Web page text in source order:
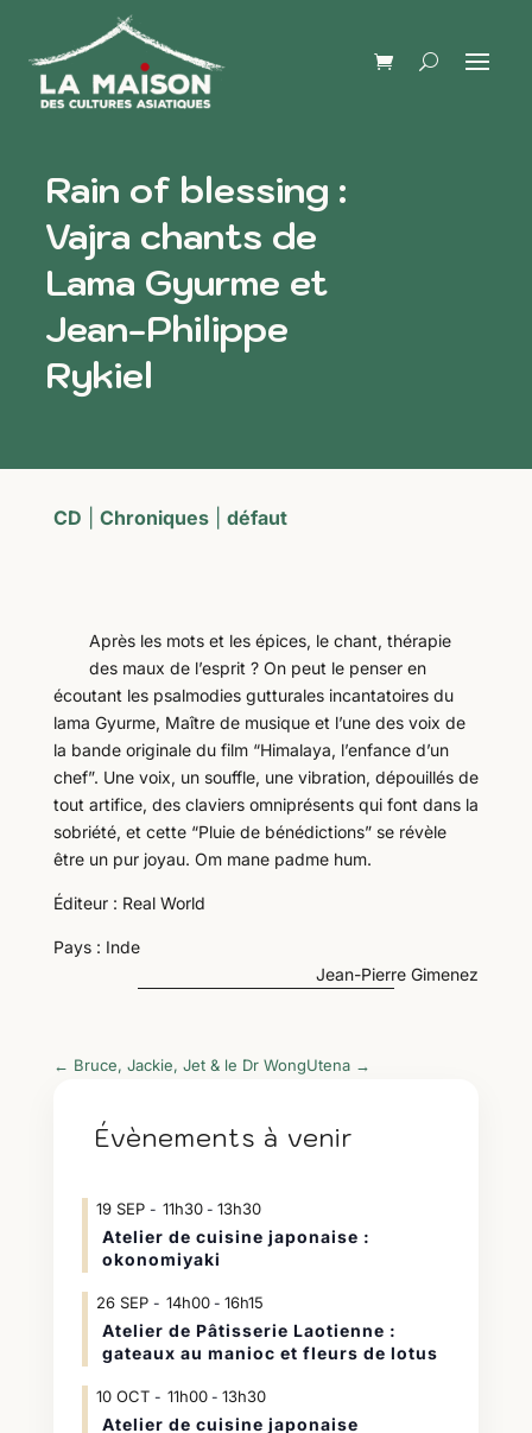
Rain of blessing :
Vajra chants de
Lama Gyurme et
Jean-Philippe
Rykiel
CD Chroniques| défaut
Après les mots et les épices, le chant, thérapie
des maux de l’esprit ? On peut le penser en
écoutant les psalmodies gutturales incantatoires du
lama Gyurme, Maître de musique et l’une des voix de
la bande originale du film “Himalaya, l’enfance d’un
chef”. Une voix, un souffle, une vibration, dépouillés de
tout artifice, des claviers omniprésents qui font dans la
sobriété, et cette “Pluie de bénédictions” se révèle
être un pur joyau. Om mane padme hum.
Éditeur : Real World
Pays : Inde
Jean-Pierre Gimenez
← Bruce, Jackie, Jet & le Dr WongUtena→
Évènements à venir
19 SEP 11h30- 13h30
Atelier de cuisine japonaise :
okonomiyaki
26 SEP 14h00- 16h15
Atelier de Pâtisserie Laotienne :
gateaux au manioc et fleurs de lotus
10 OCT 11h00- 13h30
Atelier de cuisine japonaise